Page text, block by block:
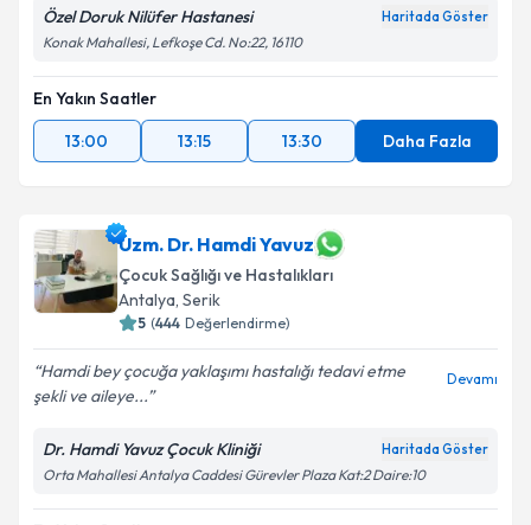
Özel Doruk Nilüfer Hastanesi Haritada Göster
Konak Mahallesi, Lefkoşe Cd. No:22, 16110
En Yakın Saatler
13:00
13:15 13:30 Daha Fazla
Uzm. Dr. Hamdi Yavuz
Çocuk Sağlığı ve Hastalıkları
Antalya, Serik
5 (444 Değerlendirme)
Hamdi bey çocuğa yaklaşımı hastalığı tedavi etme
şekli ve aileye...
Devamı
Dr. Hamdi Yavuz Çocuk Kliniği Haritada Göster
Orta Mahallesi Antalya Caddesi Gürevler Plaza Kat:2 Daire:10